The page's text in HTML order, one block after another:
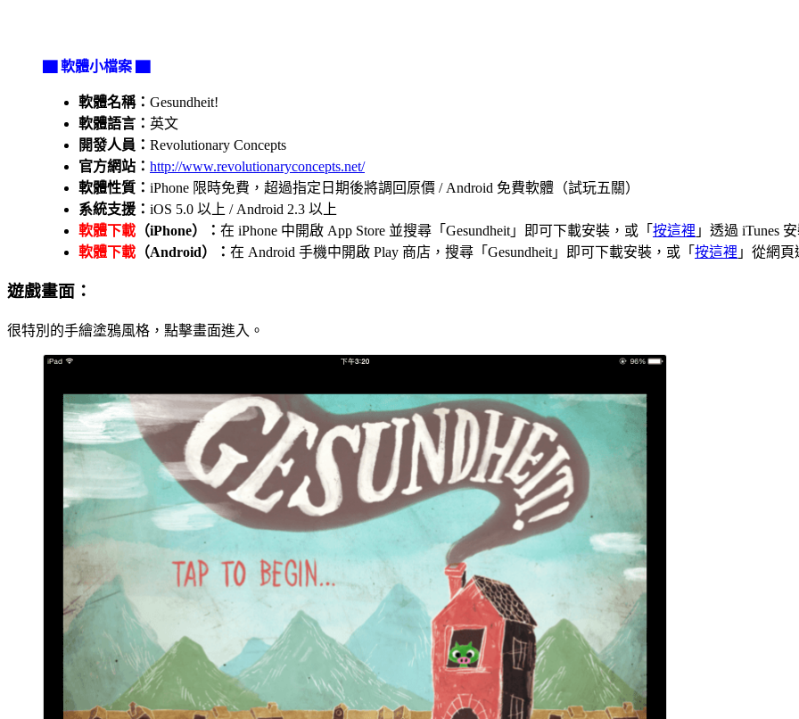
▇ 軟體小檔案 ▇
軟體名稱： Gesundheit!
軟體語言： 英文
開發人員： Revolutionary Concepts
官方網站： http://www.revolutionaryconcepts.net/
軟體性質： iPhone 限時免費，超過指定日期後將調回原價 / Android 免費軟體（試玩五關）
系統支援： iOS 5.0 以上 / Android 2.3 以上
軟體下載 （iPhone）： 在 iPhone 中開啟 App Store 並搜尋「Gesundheit」即可下載安裝，或「 按這裡 」透過 iTunes 安
軟體下載 （Android）： 在 Android 手機中開啟 Play 商店，搜尋「Gesundheit」即可下載安裝，或「 按這裡 」從網頁
遊戲畫面：
很特別的手繪塗鴉風格，點擊畫面進入。